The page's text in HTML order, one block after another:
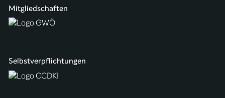
Mitgliedschaften
Selbstverpflichtungen